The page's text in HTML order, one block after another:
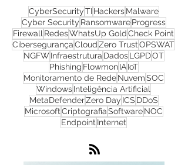
CyberSecurityTIHackersMalware
Cyber Security RansomwareProgress
FirewallRedesWhatsUp Gold Check Point
CibersegurançaCloudZero Trust
NGFWInfraestruturaDadosLGPDOT
PhishingFlowmon IAIoT
Monitoramento de RedeNuvemSOC
WindowsInteligência Artificial
MetaDefenderZero DayICS
EndpointInternet